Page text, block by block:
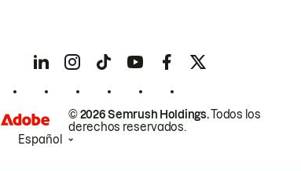
© 2026 Semrush Holdings.Todos los
derechos reservados.
Español